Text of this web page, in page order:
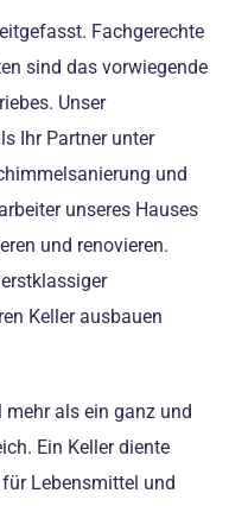
Fachgerechte
sind das vorwiegende
Unser
Ihr Partner unter
und
unseres Hauses
und renovieren.
Keller ausbauen
mehr als ein ganz und
Ein Keller diente
Lebensmittel und